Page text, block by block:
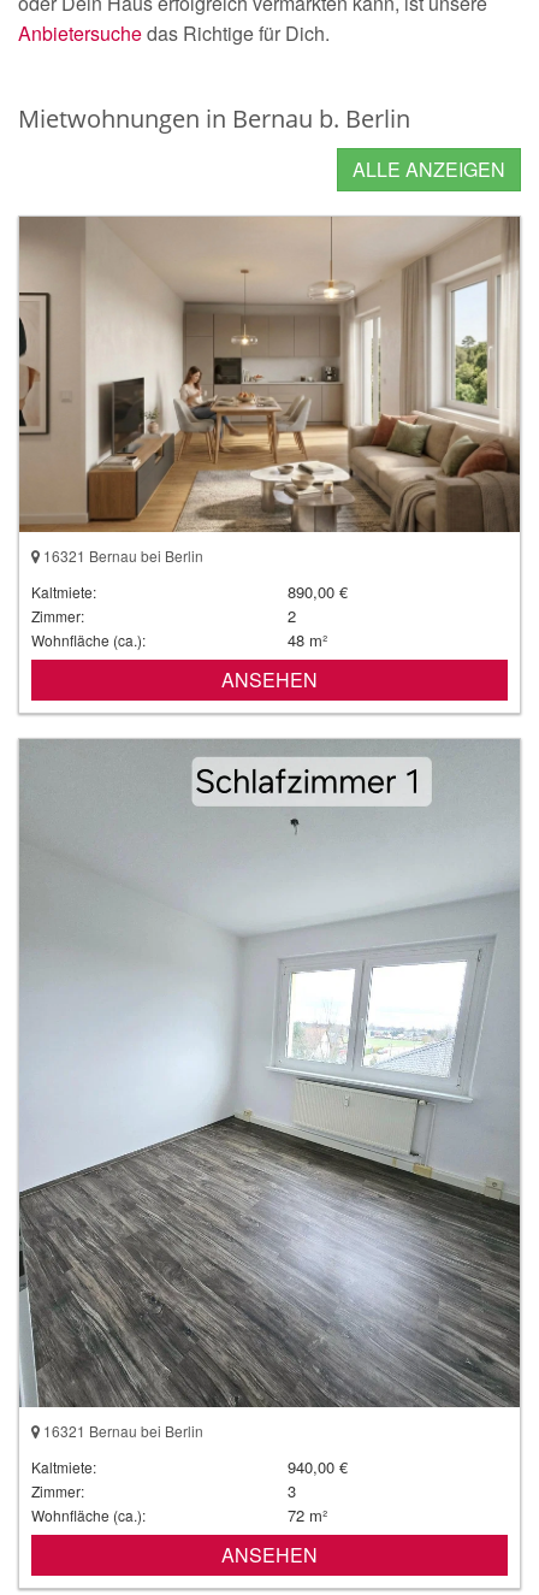
Anbietersuchedas Richtige für Dich.
Mietwohnungen in Bernau b. Berlin
ALLE ANZEIGEN
16321 Bernau bei Berlin
Kaltmiete:
890,00 €
Zimmer: 2
Wohnfläche (ca.): 48 m²
ANSEHEN
16321 Bernau bei Berlin
Kaltmiete:
940,00 €
Zimmer: 3
Wohnfläche (ca.): 72 m²
ANSEHEN